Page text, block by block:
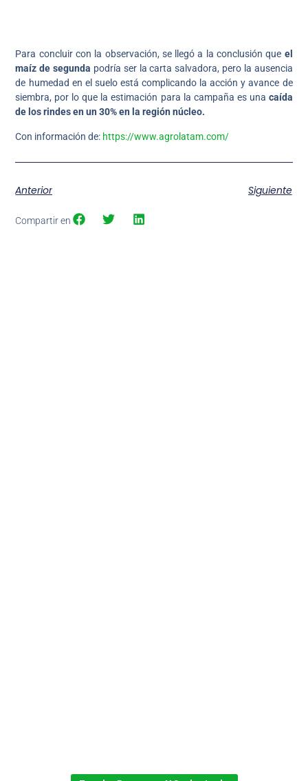
Para concluir con la observación, se llegó a la conclusión que el
maíz de segunda podría ser la carta salvadora, pero la ausencia
de humedad en el suelo está complicando la acción y avance de
siembra, por lo que la estimación para la campaña es una caída
de los rindes en un 30% en la región núcleo.
Con información de: https://www.agrolatam.com/
Anterior Siguiente
Compartir en